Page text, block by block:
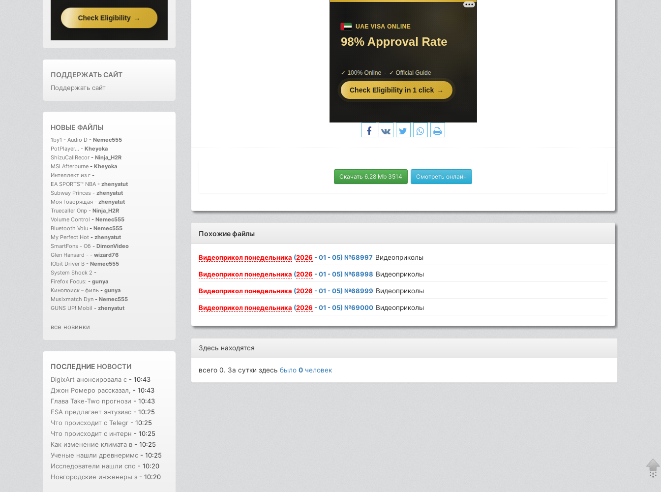
ПОДДЕРЖАТЬ САЙТ
Поддержать сайт
НОВЫЕ ФАЙЛЫ
1by1 - Audio D - Nemec555
PotPlayer... - Kheyoka
ShizuCallRecor - Ninja_H2R
MSI Afterburne - Kheyoka
Интеллект из г -
EA SPORTS™ NBA - zhenyatut
Subway Princes - zhenyatut
Моя Говорящая - zhenyatut
Truecaller Опр - Ninja_H2R
Volume Control - Nemec555
Bluetooth Volu - Nemec555
My Perfect Hot - zhenyatut
SmartFons - Об - DimonVideo
Glen Hansard - - wizard76
IObit Driver B - Nemec555
System Shock 2 -
Firefox Focus: - gunya
Кинопоиск－филь - gunya
Musixmatch Dyn - Nemec555
GUNS UP! Mobil - zhenyatut
все новинки
ПОСЛЕДНИЕ НОВОСТИ
DigixArt анонсировала с - 10:43
Джон Ромеро рассказал, - 10:43
Глава Take-Two прогнози - 10:43
ESA предлагает энтузиас - 10:25
Что происходит с Telegr - 10:25
Что происходит с интерн - 10:25
Как изменение климата в - 10:25
Ученые нашли древнеримс - 10:25
Исследователи нашли спо - 10:20
Новгородские инженеры з - 10:20
Скачать 6.28 Mb 3514 Смотреть онлайн
Похожие файлы
Видеоприколпонедельника (2026 - 01 - 05) №68997 Видеоприколы
Видеоприколпонедельника (2026 - 01 - 05) №68998 Видеоприколы
Видеоприколпонедельника (2026 - 01 - 05) №68999 Видеоприколы
Видеоприколпонедельника (2026 - 01 - 05) №69000 Видеоприколы
Здесь находятся
всего 0. За сутки здесьбыло0 человек